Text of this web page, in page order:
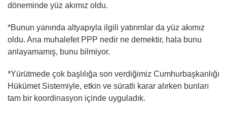
döneminde yüz akımız oldu.
*Bunun yanında altyapıyla ilgili yatırımlar da yüz akımız
oldu. Ana muhalefet PPP nedir ne demektir, hala bunu
anlayamamış, bunu bilmiyor.
*Yürütmede çok başlılığa son verdiğimiz Cumhurbaşkanlığı
Hükümet Sistemiyle, etkin ve süratli karar alırken bunları
tam bir koordinasyon içinde uyguladık.